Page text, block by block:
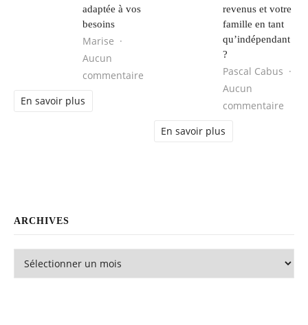
adaptée à vos
besoins
Marise
Aucun
commentaire sur LOA : évitez les pièges et
En savoir plus
revenus et votre
famille en tant
qu’indépendant
?
Pascal Cabus
Aucun
commentaire
En savoir plus
ARCHIVES
Archives